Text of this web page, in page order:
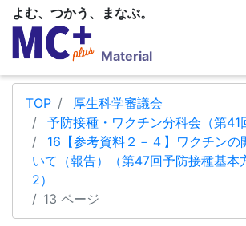
よむ、つかう、まなぶ。
Material
TOP
厚生科学審議会
予防接種・ワクチン分科会（第41
16【参考資料２－４】ワクチンの
いて（報告）（第47回予防接種基本
2）
13 ページ